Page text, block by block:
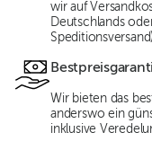
wir auf
Deutschlands
Wir bieten das
anderswo ein
inklusive